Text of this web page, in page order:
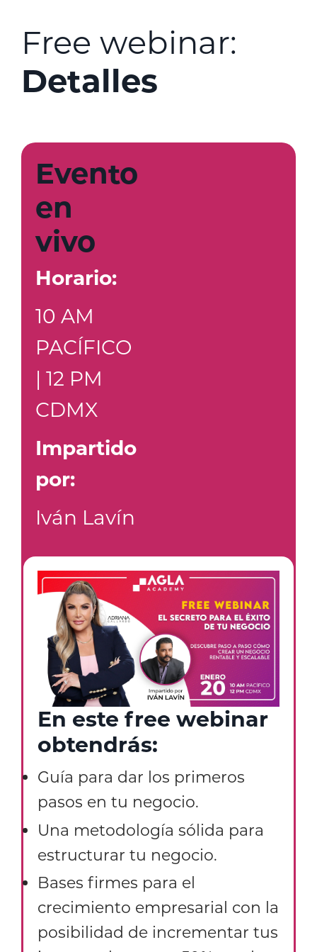
Free webinar:
Detalles
Evento
en
vivo
Horario:
10 AM
PACÍFICO
| 12 PM
CDMX
Impartido
por:
Iván Lavín
En este free webinar
obtendrás:
Guía para dar los primeros
pasos en tu negocio.
Una metodología sólida para
estructurar tu negocio.
Bases firmes para el
crecimiento empresarial con la
posibilidad de incrementar tus